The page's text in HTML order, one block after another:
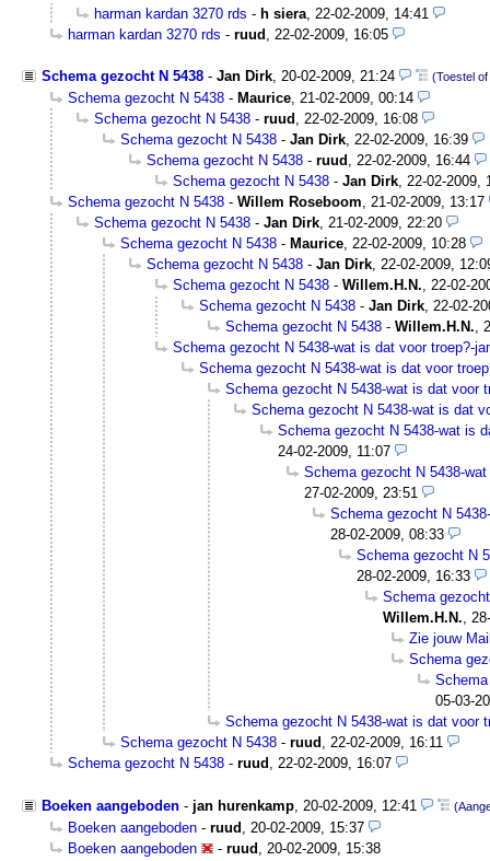
harman kardan 3270 rds - h siera 22-02-2009, 14:41
harman kardan 3270 rds - ruud 22-02-2009, 16:05
Schema gezocht N 5438 - Jan Dirk, 20-02-2009, 21:24 (Toestel
Schema gezocht N 5438 - Maurice, 21-02-2009, 00:14
Schema gezocht N 5438 - ruud , 22-02-2009, 16:08
Schema gezocht N 5438 - Jan Dirk, 22-02-2009, 16:39
Schema gezocht N 5438 - ruud , 22-02-2009, 16:44
Schema gezocht N 5438 - Jan Dirk, 22-02-2009,
Schema gezocht N 5438 - Willem Roseboom, 21-02-2009, 13:17
Schema gezocht N 5438 - Jan Dirk, 21-02-2009, 22:20
Schema gezocht N 5438 - Maurice, 22-02-2009, 10:28
Schema gezocht N 5438 - Jan Dirk, 22-02-2009,
Schema gezocht N 5438 - Willem.H.N., 22-02-
Schema gezocht N 5438 - Jan Dirk, 22-02-
Schema gezocht N 5438 - Willem.H.N.,
Schema gezocht N 5438-wat is dat voor troep?-
Schema gezocht N 5438-wat is dat voor
Schema gezocht N 5438-wat is dat voor
Schema gezocht N 5438-wat is dat
Schema gezocht N 5438-wat is
24-02-2009, 11:07
Schema gezocht N 5438-
27-02-2009, 23:51
Schema gezocht N
28-02-2009, 08:33
Schema gezocht N
28-02-2009, 16:33
Schema
Willem.H.N.,
Zie jouw
Schema
05-03-
Schema gezocht N 5438-wat is dat voor
Schema gezocht N 5438 - ruud , 22-02-2009, 16:11
Schema gezocht N 5438 - ruud , 22-02-2009, 16:07
Boeken aangeboden - jan hurenkamp 20-02-2009, 12:41
Boeken aangeboden - ruud
20-02-2009, 15:37
Boeken aangeboden
- ruud 20-02-2009, 15:38